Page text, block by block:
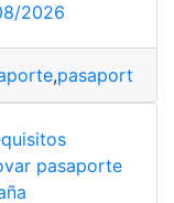
,pasaporte
2026
,pasaporte